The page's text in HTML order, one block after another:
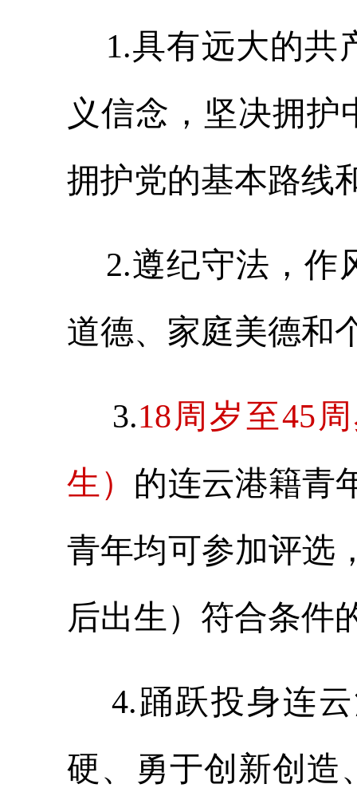
1.具有远大的共
义信念，坚决拥
拥护党的基本路线
2.遵纪守法，作
道德、家庭美德和
3.18周岁至45
生） 的连云港籍青
青年均可参加评选
后出生）符合条件
4.踊跃投身连云
硬、勇于创新创造